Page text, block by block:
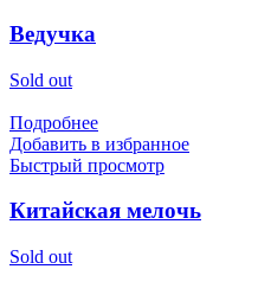
Ведучка
Sold out
Подробнее
Добавить в избранное
Быстрый просмотр
Китайская мелочь
Sold out